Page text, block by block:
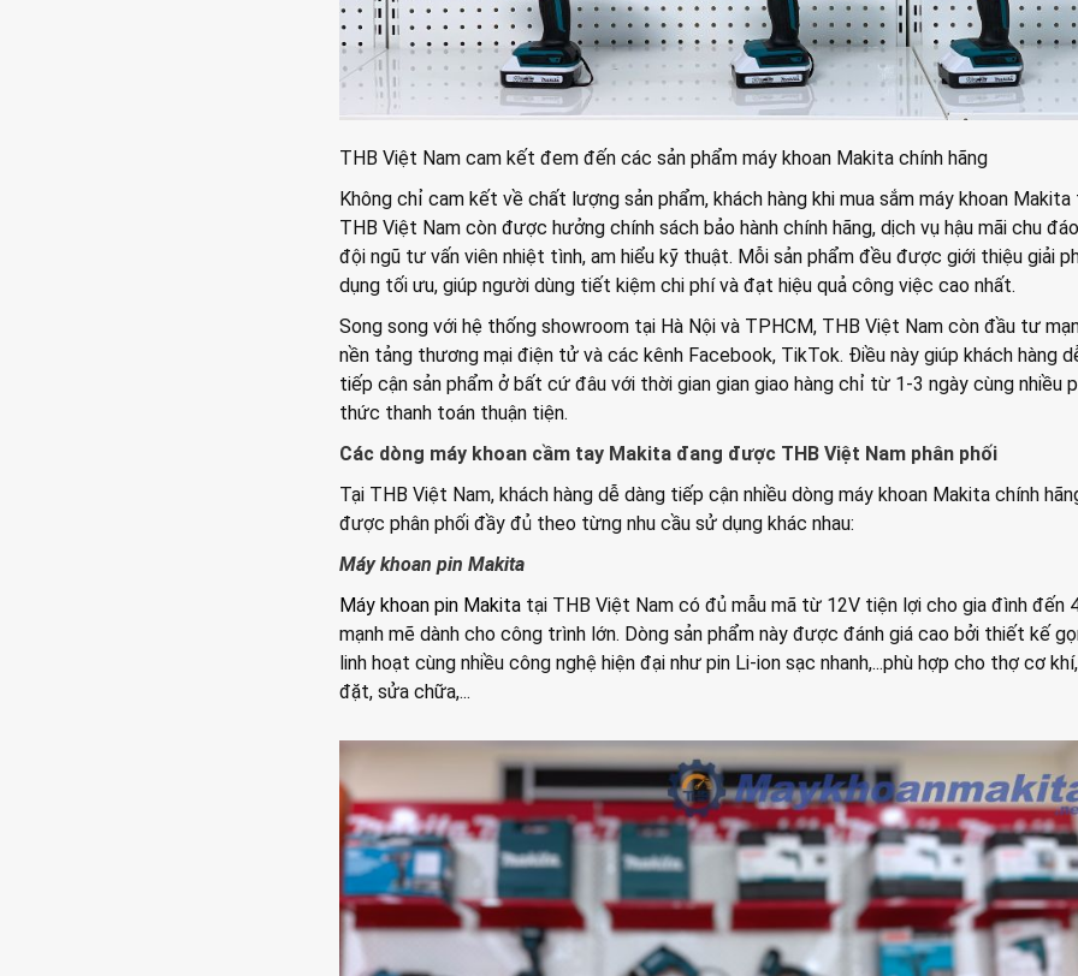
THB Việt Nam cam kết đem đến các sản phẩm máy khoan Makita chính hãng
Không chỉ cam kết về chất lượng sản phẩm, khách hàng khi mua sắm máy khoan Makita
THB Việt Nam còn được hưởng chính sách bảo hành chính hãng, dịch vụ hậu mãi chu
đội ngũ tư vấn viên nhiệt tình, am hiểu kỹ thuật. Mỗi sản phẩm đều được giới thiệu giải
dụng tối ưu, giúp người dùng tiết kiệm chi phí và đạt hiệu quả công việc cao nhất.
Song song với hệ thống showroom tại Hà Nội và TPHCM, THB Việt Nam còn đầu tư
nền tảng thương mại điện tử và các kênh Facebook, TikTok. Điều này giúp khách hàng
tiếp cận sản phẩm ở bất cứ đâu với thời gian gian giao hàng chỉ từ 1-3 ngày cùng nhiều
thức thanh toán thuận tiện.
Các dòng máy khoan cầm tay Makita đang được THB Việt Nam phân phối
Tại THB Việt Nam, khách hàng dễ dàng tiếp cận nhiều dòng máy khoan Makita chính
được phân phối đầy đủ theo từng nhu cầu sử dụng khác nhau:
Máy khoan pin Makita
Máy khoan pin Makita tại THB Việt Nam có đủ mẫu mã từ 12V tiện lợi cho gia đình đến
mạnh mẽ dành cho công trình lớn. Dòng sản phẩm này được đánh giá cao bởi thiết kế
linh hoạt cùng nhiều công nghệ hiện đại như pin Li-ion sạc nhanh,...phù hợp cho thợ cơ
đặt, sửa chữa,...